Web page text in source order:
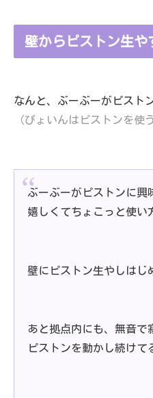
壁からピストン生や
なんと、ぶーぶーがピスト
（ぴょいんはピストンを使
ぶーぶーがピストンに興
嬉しくてちょこっと使
壁にピストン生やしはじ
あと拠点内にも、無音で
ピストンを動かし続け